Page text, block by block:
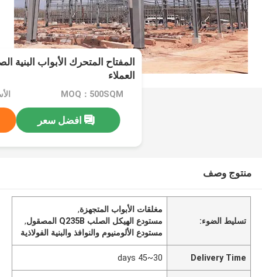
المفتاح المتحرك الأبواب البنية
العملاء
MOQ：500SQM
افضل سعر
منتوج وصف
تسليط الضوء:
مغلقات الأبواب المتجهزة,
مستودع الهيكل الصلب Q235B المصقول
,
مستودع الألومنيوم والنوافذ والبنية الفولاذية
Delivery Time
30~45 days